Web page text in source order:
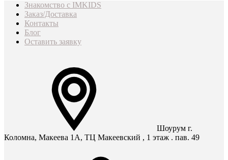
Знакомство с IMKIDS
Заказ/Доставка
Контакты
Блог
Оставить заявку
Шоурум г.
Коломна, Макеева 1А, ТЦ Макеевский , 1 этаж . пав. 49